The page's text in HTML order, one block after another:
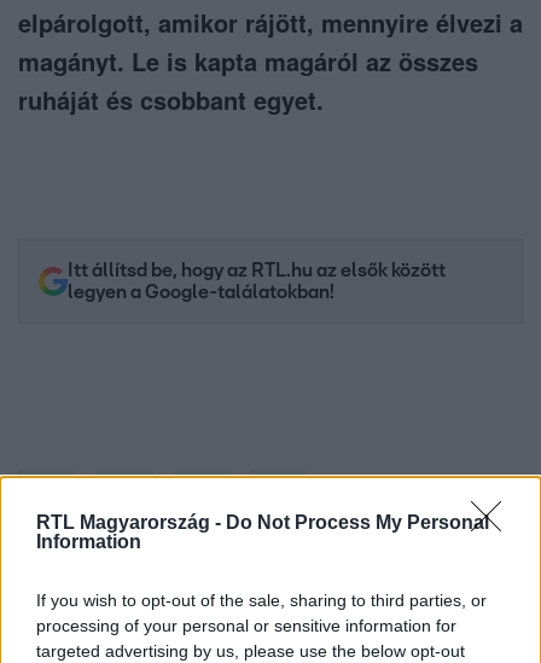
RTL Magyarország - Do Not Process My Personal
Information
If you wish to opt-out of the sale, sharing to third parties, or
processing of your personal or sensitive information for
targeted advertising by us, please use the below opt-out
elpárolgott, amikor rájött, mennyire élvezi a
magányt. Le is kapta magáról az összes
ruháját és csobbant egyet.
Itt állítsd be, hogy az RTL.hu az elsők között
legyen a Google-találatokban!
Kövess minket, és értesülj a friss hírekről a
Facebookon is!